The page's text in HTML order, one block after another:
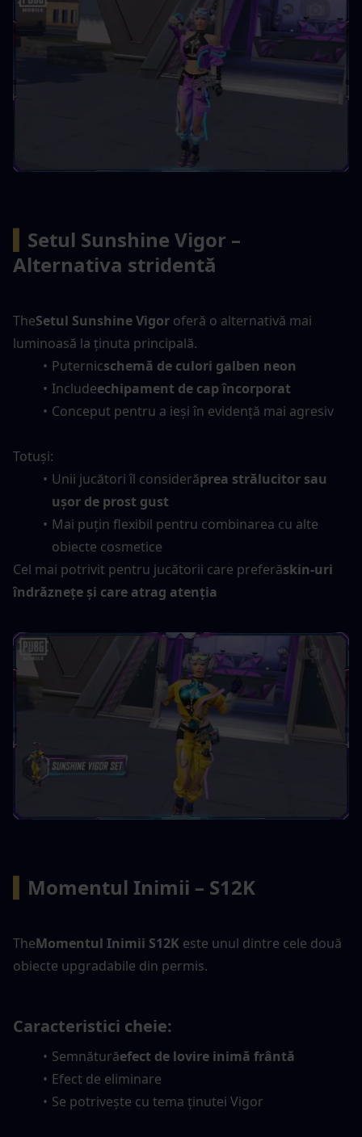
Setul Sunshine Vigor –
Alternativa stridentă
TheSetul Sunshine Vigor oferă o alternativă mai
luminoasă la ținuta principală.
Puternicschemă de culori galben neon
Includeechipament de cap încorporat
Conceput pentru a ieși în evidență mai agresiv
Totuși:
Unii jucători îl considerăprea strălucitor sau
ușor de prost gust
Mai puțin flexibil pentru combinarea cu alte
obiecte cosmetice
Cel mai potrivit pentru jucătorii care preferăskin-uri
îndrăznețe și care atrag atenția
Momentul Inimii – S12K
TheMomentul Inimii S12K este unul dintre cele două
obiecte upgradabile din permis.
Caracteristici cheie:
Semnăturăefect de lovire inimă frântă
Efect de eliminare
Se potrivește cu tema ținutei Vigor